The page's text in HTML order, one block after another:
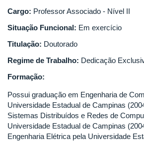
Cargo: Professor Associado - Nível II
Situação Funcional: Em exercício
Titulação: Doutorado
Regime de Trabalho: Dedicação
Formação:
Possui graduação em Engenharia de
Universidade Estadual de Campinas
Sistemas Distribuídos e Redes de
Universidade Estadual de Campinas
Engenharia Elétrica pela Universidade